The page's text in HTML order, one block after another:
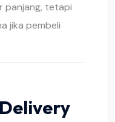
panjang, tetapi
jika pembeli